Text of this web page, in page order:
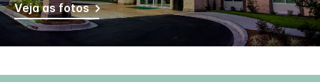
Veja as fotos